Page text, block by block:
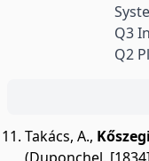
Q3
Q2
Takács, A.,